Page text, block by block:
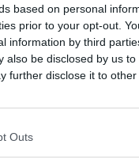
based on personal
prior to your opt-out.
information by third
also be disclosed by us
further disclose it to other
Outs